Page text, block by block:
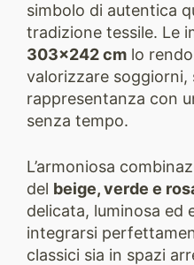
simbolo di autentica
tradizione tessile. Le
303×242 cm lo
valorizzare soggiorni,
rappresentanza con
senza tempo.
L’armoniosa
del beige, verde e
delicata, luminosa ed
integrarsi
classici sia in spazi